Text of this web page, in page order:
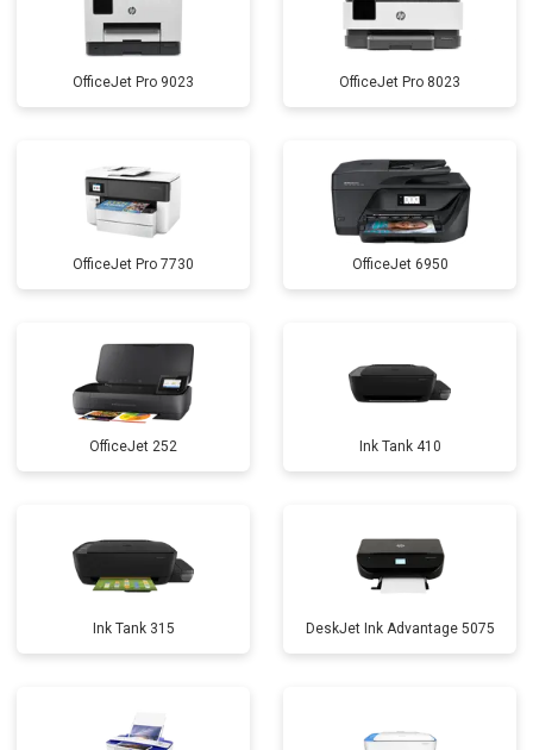
OfficeJet Pro 9023 OfficeJet Pro 8023
OfficeJet Pro 7730 OfficeJet 6950
OfficeJet 252 Ink Tank 410
Ink Tank 315 DeskJet Ink Advantage 5075